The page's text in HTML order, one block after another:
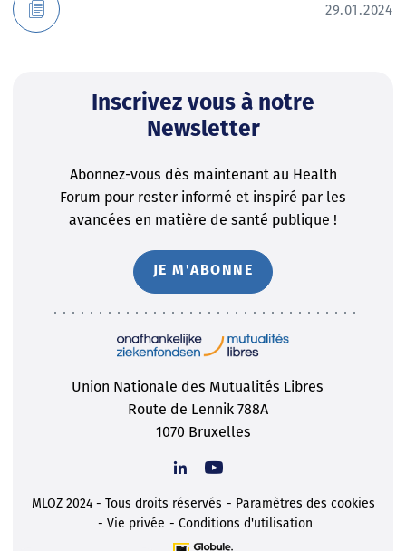
29.01.2024
Inscrivez vous à notre
Newsletter
Abonnez-vous dès maintenant au Health
Forum pour rester informé et inspiré par les
avancées en matière de santé publique !
JE M'ABONNE
Union Nationale des Mutualités Libres
Route de Lennik 788A
1070 Bruxelles
MLOZ 2024 - Tous droits réservés
Paramètres des cookies
Vie privée
Conditions d'utilisation